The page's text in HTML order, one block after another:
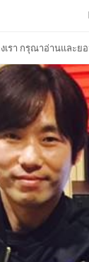
เรา กรุณาอ่านและย